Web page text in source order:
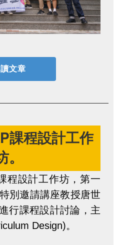
文章
課程設計工作
。
程設計工作坊，第一
別邀請講座教授唐世
行課程設計討論，主
Design)。